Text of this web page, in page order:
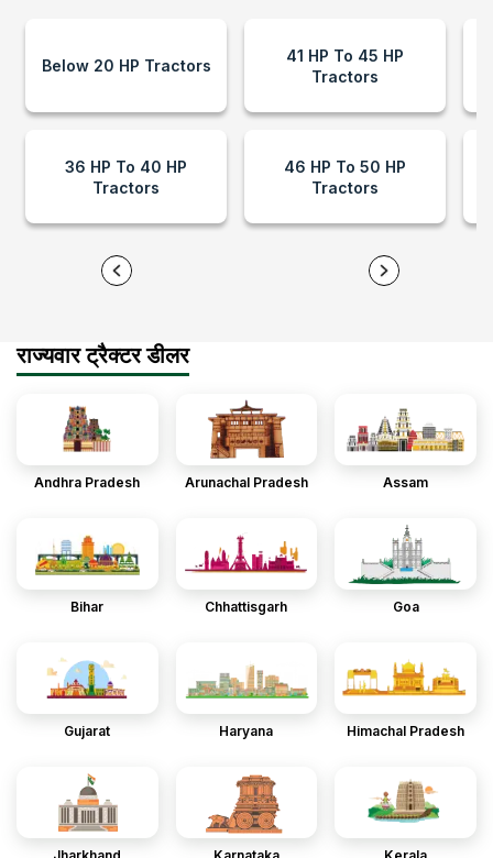
Below 20 HP Tractors
36 HP To 40 HP
Tractors
41 HP To 45 HP
Tractors
46 HP To 50 HP
Tractors
राज्यवार ट्रैक्टर डीलर
Andhra Pradesh Arunachal Pradesh Assam
Bihar Chhattisgarh Goa
Gujarat Haryana Himachal Pradesh